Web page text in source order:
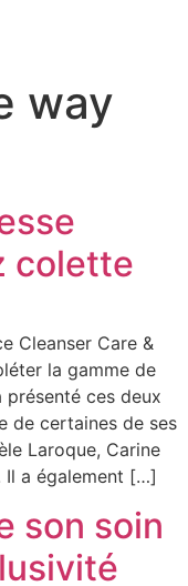
way
colette
Cleanser Care &
la gamme de
présenté ces deux
de certaines de ses
Laroque, Carine
Il a également […]
son soin